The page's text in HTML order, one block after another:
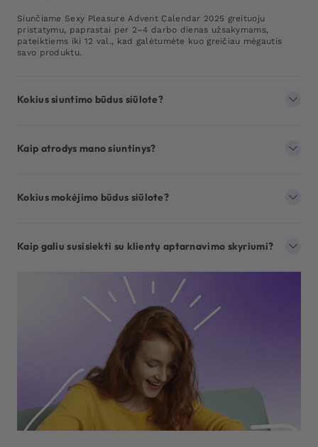
Siunčiame Sexy Pleasure Advent Calendar 2025 greituoju
pristatymu, paprastai per 2–4 darbo dienas užsakymams,
pateiktiems iki 12 val., kad galėtumėte kuo greičiau mėgautis
savo produktu.
Kokius siuntimo būdus siūlote?
Kaip atrodys mano siuntinys?
Kokius mokėjimo būdus siūlote?
Kaip galiu susisiekti su klientų aptarnavimo skyriumi?